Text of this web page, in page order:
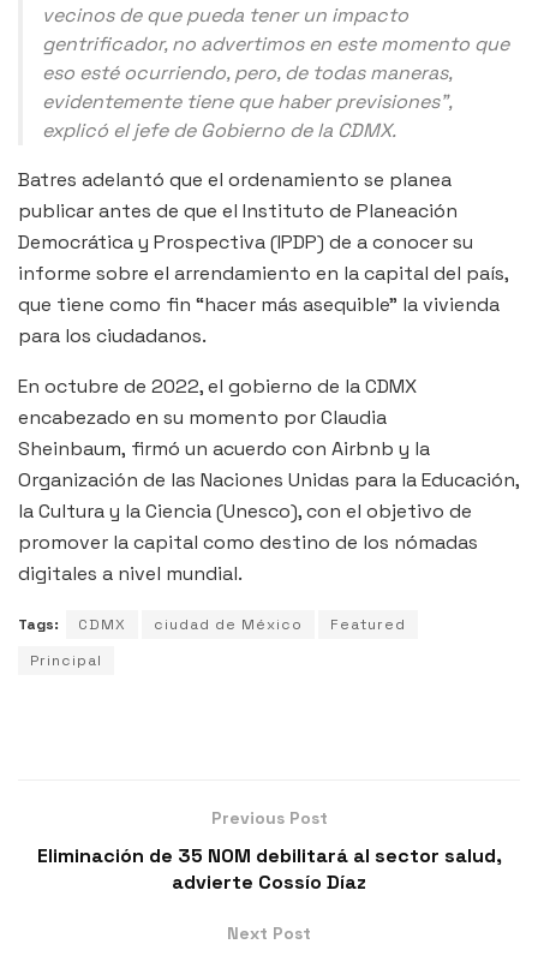
vecinos de que pueda tener un impacto
gentrificador, no advertimos en este momento que
eso esté ocurriendo, pero, de todas maneras,
evidentemente tiene que haber previsiones”,
explicó el jefe de Gobierno de la CDMX.
Batres adelantó que el ordenamiento se planea
publicar antes de que el Instituto de Planeación
Democrática y Prospectiva (IPDP) de a conocer su
informe sobre el arrendamiento en la capital del país,
que tiene como fin “hacer más asequible” la vivienda
para los ciudadanos.
En octubre de 2022, el gobierno de la CDMX
encabezado en su momento por Claudia
Sheinbaum, firmó un acuerdo con Airbnb y la
Organización de las Naciones Unidas para la Educación,
la Cultura y la Ciencia (Unesco), con el objetivo de
promover la capital como destino de los nómadas
digitales a nivel mundial.
Tags: CDMX ciudad de México
Featured
Principal
Previous Post
Eliminación de 35 NOM debilitará al sector salud,
advierte Cossío Díaz
Next Post